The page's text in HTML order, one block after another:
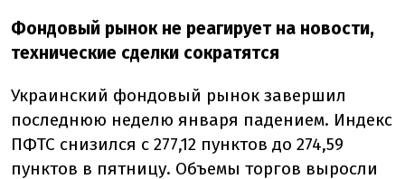
Фондовый рынок не реагирует на новости,
технические сделки сократятся
Украинский фондовый рынок завершил
последнюю неделю января падением. Индекс
ПФТС снизился с 277,12 пунктов до 274,59
пунктов в пятницу. Объемы торгов выросли